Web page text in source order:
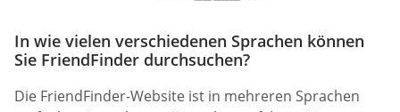
In wie vielen verschiedenen Sprachen können
Sie FriendFinder durchsuchen?
Die FriendFinder-Website ist in mehreren Sprachen